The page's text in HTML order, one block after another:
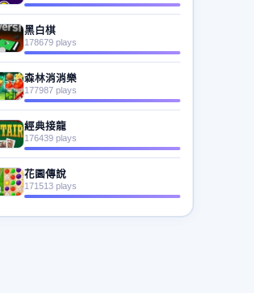
黑白棋
178679 plays
森林消消樂
177987 plays
經典接龍
176439 plays
花園傳說
171513 plays